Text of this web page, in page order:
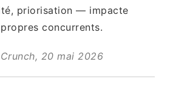
priorisation — impacte
concurrents.
20 mai 2026